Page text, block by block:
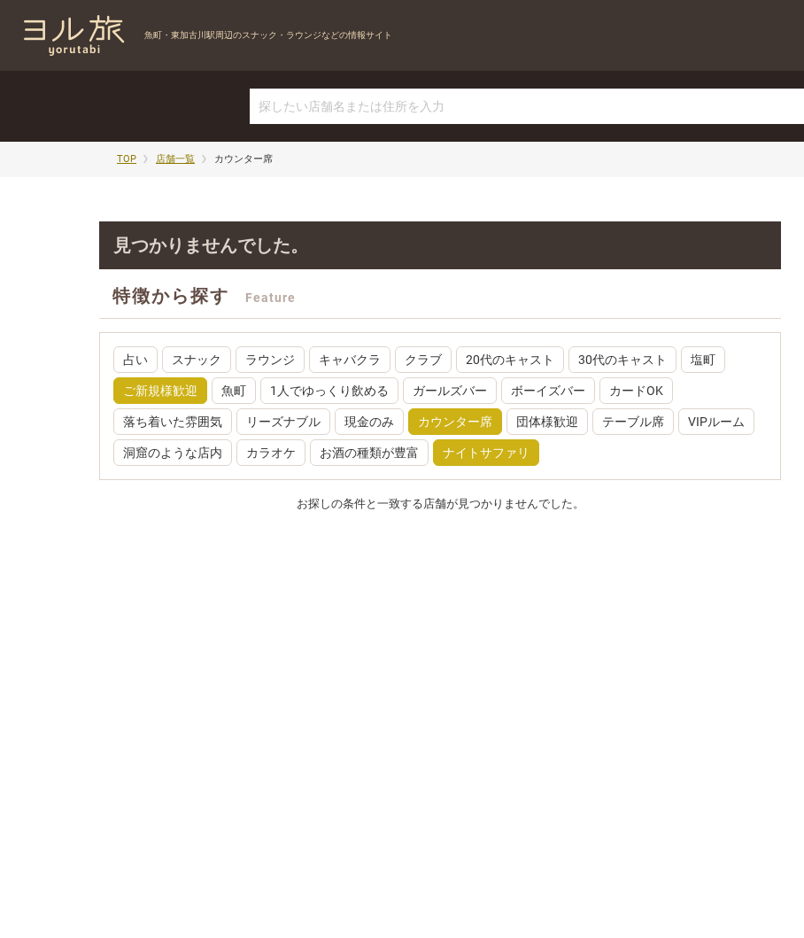
魚町・東加古川駅周辺のスナック・ラウンジなどの情報サイト
TOP 店舗一覧 カウンター席
見つかりませんでした。
特徴から探す Feature
占い スナック ラウンジ キャバクラ クラブ 20代のキャスト 30代のキャスト 塩町
ご新規様歓迎 魚町 1人でゆっくり飲める ガールズバー ボーイズバー カードOK
落ち着いた雰囲気 リーズナブル 現金のみ カウンター席 団体様歓迎 テーブル席 VIPルーム
洞窟のような店内 カラオケ お酒の種類が豊富 ナイトサファリ
お探しの条件と一致する店舗が見つかりませんでした。